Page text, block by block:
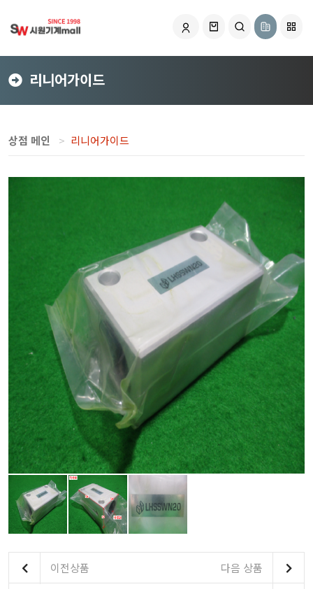
리니어가이드
상점 메인 리니어가이드
이전상품 다음 상품